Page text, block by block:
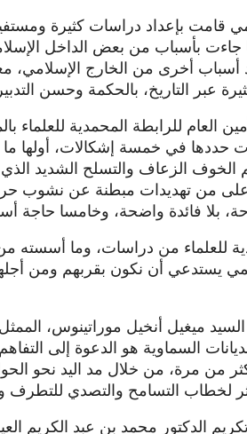
جاءت بأسباب من بعض الداخل
أسباب أخرى من الخارج الإسلامي،
عبر التاريخ، بالحكمة وحسن
العام للرابطة المحمدية للعلماء
حددها في خمسة إشكالات، أولها
الزعاف والتسلح الشديد الذي
من تهديدات مبطنة عن نشوب
للعلماء من دراسات، وما أسسته
يستدعي أن نكون بقربهم ومن
ميغيل أنخيل موراتينوس،
السماوية هو الدعوة إلى
من مرة، من خلال مد اليد نحو
لخطاب التسامح والتصدي للتطرف
الدكتور محمد بن عبد الكريم